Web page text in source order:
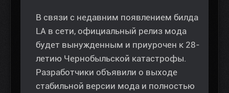
В связи с недавним появлением билда
LA в сети, официальный релиз мода
будет вынужденным и приурочен к 28-
летию Чернобыльской катастрофы.
Разработчики объявили о выходе
стабильной версии мода и полностью